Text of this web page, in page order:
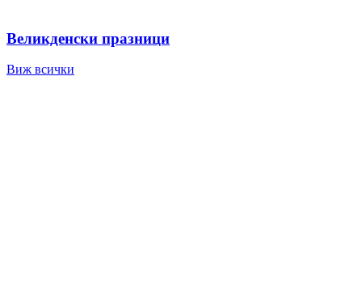
Великденски празници
Виж всички